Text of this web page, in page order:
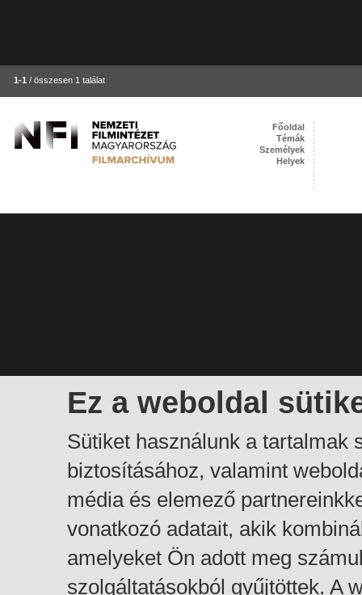
1-1 / összesen 1 találat
Ez a weboldal
Sütiket használunk a tartalmak
biztosításához, valamint
média és elemező
vonatkozó adatait, akik
amelyeket Ön adott meg
szolgáltatásokból gyűjtöttek. A
Főoldal
Témák
Személyek
Helyek